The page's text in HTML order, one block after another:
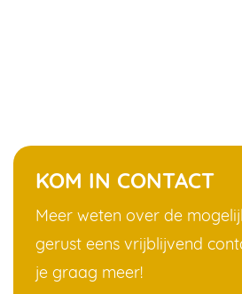
KOM IN CONTACT
Meer weten over de
gerust eens vrijblijvend
je graag meer!